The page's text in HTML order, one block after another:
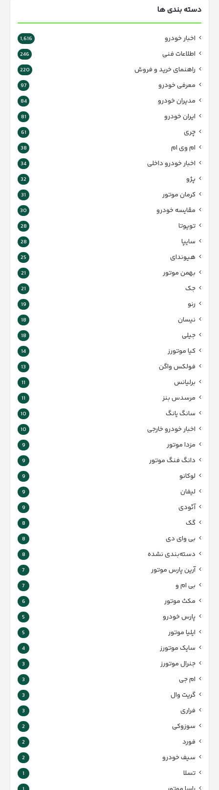
دسته بندی ها
اخبار خودرو 1,616
اطلاعات فنی 246
راهنمای خرید و فروش 220
معرفی خودرو 97
مدیران خودرو 84
ایران خودرو 81
چری 61
ام وی ام 38
اخبار خودرو داخلی 34
پژو 32
کرمان موتور 31
مقایسه خودرو 30
تویوتا 28
سایپا 28
هیوندای 25
بهمن موتور 21
جک 21
رنو 19
نیسان 18
جیلی 18
کیا موتورز 14
فولکس واگن 13
برلیانس 11
مرسدس بنز 11
سانگ یانگ 10
اخبار خودرو خارجی 10
مزدا موتور 9
دانگ فنگ موتور 9
لوکانو 9
لیفان 9
آئودی 9
گک 8
بی وای دی 8
دسته‌بندی نشده 8
آرین پارس موتور 7
بی ام و 7
مکث موتور 6
پارس‌ خودرو 5
ایلیا موتور 5
سایک موتورز 4
جنرال موتورز 3
ام جی 3
گریت وال 3
فراری 3
سوزوکی 2
فورد 2
سیف خودرو 2
تسلا 1